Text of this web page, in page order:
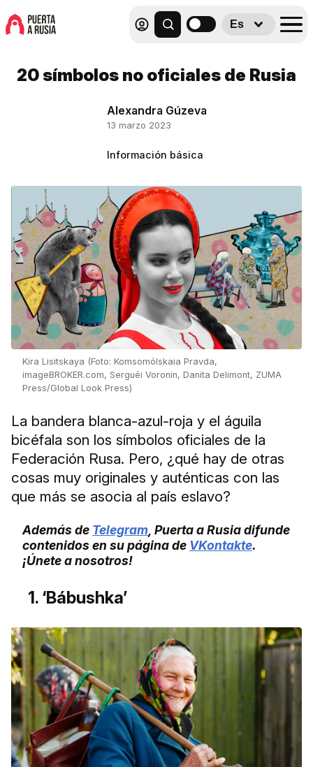
Es
20 símbolos no oficiales de Rusia
Alexandra Gúzeva
13 marzo 2023
Información básica
Kira Lisitskaya (Foto: Komsomólskaia Pravda,
imageBROKER.com, Serguéi Voronin, Danita Delimont, ZUMA
Press/Global Look Press)
La bandera blanca-azul-roja y el águila
bicéfala son los símbolos oficiales de la
Federación Rusa. Pero, ¿qué hay de otras
cosas muy originales y auténticas con las
que más se asocia al país eslavo?
Además de Telegram , Puerta a Rusia difunde
contenidos en su página de VKontakte.
¡Únete a nosotros!
1. ‘Bábushka’